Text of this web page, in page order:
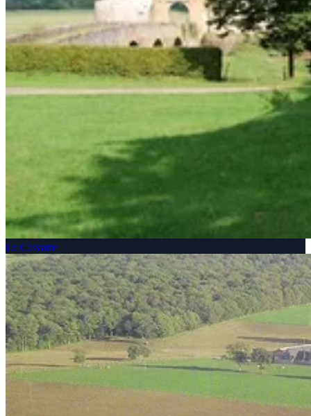
Le Calvaire